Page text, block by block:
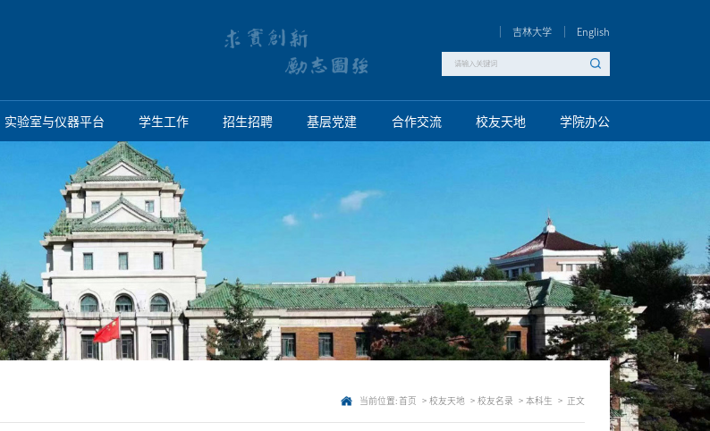
吉林大学 English
实验室与仪器平台 学生工作 招生招聘 基层党建 合作交流 校友天地 学院办公
当前位置: 首页 校友天地 校友名录 本科生 正文